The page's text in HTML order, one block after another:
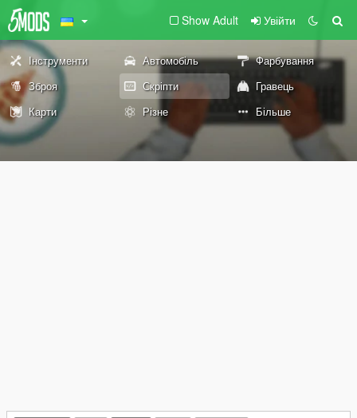
Show Adult Увійти
Інструменти Автомобіль
Фарбування
Зброя
Скріпти
Гравець
Карти
Різне Більше